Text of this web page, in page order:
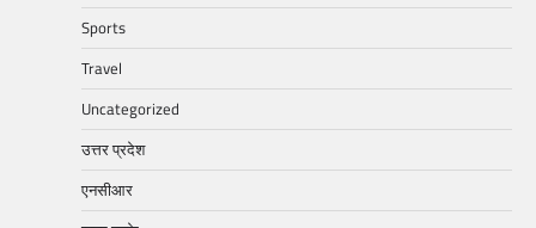
Sports
Travel
Uncategorized
उत्तर प्रदेश
एनसीआर